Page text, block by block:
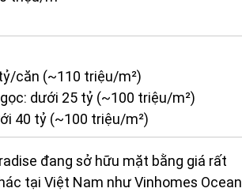
căn (~110 triệu/m²)
dưới 25 tỷ (~100 triệu/m²)
40 tỷ (~100 triệu/m²)
đang sở hữu mặt bằng giá rất
tại Việt Nam như Vinhomes Ocean